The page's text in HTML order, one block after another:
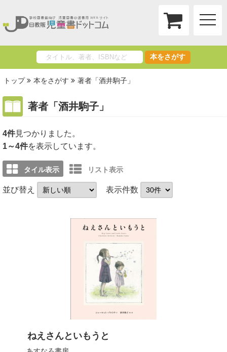
toggle
本をさがす
トップ 本をさがす 著者「酒井駒子」
著者「酒井駒子」
4件
1～4件を表示しています。
タイル表示 リスト表示
並び替え 表示件数
ねえさんといもうと